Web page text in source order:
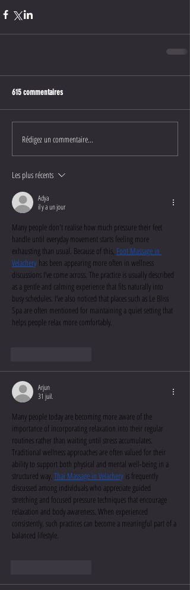
615 commentaires
Rédigez un commentaire...
Les plus récents
Adya
il y a un jour
Many people don't realise how much pressure their feet
handle until everyday movement starts feeling more
exhausting than usual. Because of this, Foot Massage in
Velachery has been appearing more often in wellness
discussions I’ve come across. The practice is usually described
as a gentle and calming experience that fits naturally into
busy schedules. I’ve also noticed that places such as Le Bliss
Spa are often mentioned for maintaining a quiet setting that
helps people relax more comfortably.
Arjun
31 juil.
Many people today are becoming more aware of the
importance of incorporating relaxation into their regular
routines rather than waiting until stress accumulates.
Traditional wellness approaches are often valued for their
ability to support both physical and mental well-being in a
structured way. Thai Massage in Velachery is frequently
discussed among individuals who appreciate guided
stretching and focused pressure techniques that encourage
relaxation and body awareness. When experienced
consistently, such practices can become a meaningful part of a
balanced lifestyle.